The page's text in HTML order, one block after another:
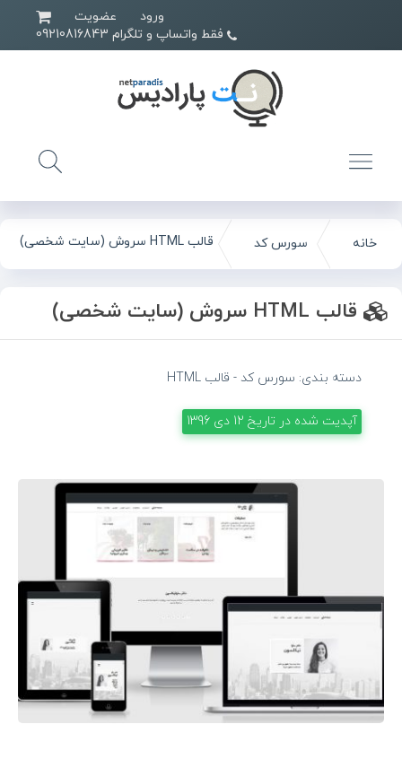
ورود
عضویت
خانه سورس کد قالب HTML سروش (سایت شخصی)
قالب HTML سروش (سایت شخصی)
دسته بندی: سورس کد - قالب HTML
آپدیت شده در تاریخ 12 دی 1396